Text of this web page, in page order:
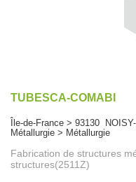
TUBESCA-COMABI
Île-de-France > 93130
Métallurgie > Métallurgie
Fabrication de structures
structures(2511Z)